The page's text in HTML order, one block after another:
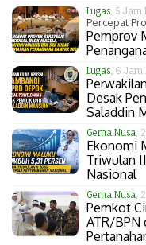
Lugas, 5 Jam
Percepat
Pemprov
Lugas, 6 Jam
Desak
Saladdin
Gema Nusa,
Ekonomi
Triwulan
Nasional
Gema Nusa,
Pemkot
ATR/BPN